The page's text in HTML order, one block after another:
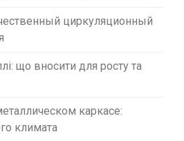
циркуляционный
що вносити для росту та
каркасе:
климата